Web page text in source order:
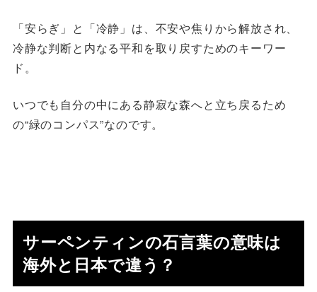
「安らぎ」と「冷静」は、不安や焦りから解放され、
冷静な判断と内なる平和を取り戻すためのキーワー
ド。
いつでも自分の中にある静寂な森へと立ち戻るため
の“緑のコンパス”なのです。
サーペンティンの石言葉の意味は
海外と日本で違う？